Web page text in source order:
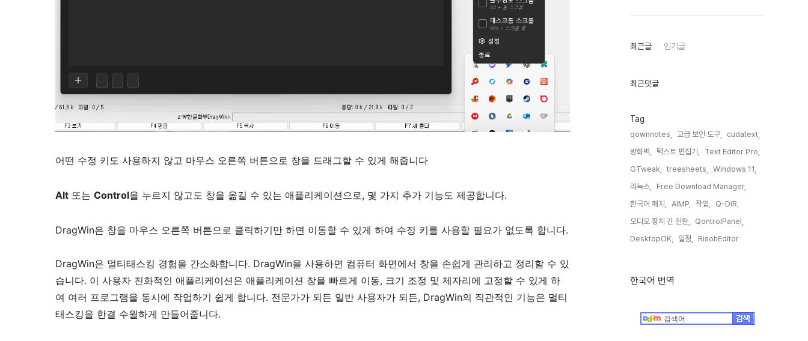
어떤 수정 키도 사용하지 않고 마우스 오른쪽 버튼으로 창을 드래그할 수 있게 해줍니다
Alt 또는 Control을 누르지 않고도 창을 옮길 수 있는 애플리케이션으로, 몇 가지 추가 기능도 제공합니다.
DragWin은 창을 마우스 오른쪽 버튼으로 클릭하기만 하면 이동할 수 있게 하여 수정 키를 사용할 필요가 없도록 합니다.
DragWin은 멀티태스킹 경험을 간소화합니다. DragWin을 사용하면 컴퓨터 화면에서 창을 손쉽게 관리하고 정리할 수 있
습니다. 이 사용자 친화적인 애플리케이션은 애플리케이션 창을 빠르게 이동, 크기 조정 및 제자리에 고정할 수 있게 하
여 여러 프로그램을 동시에 작업하기 쉽게 합니다. 전문가가 되든 일반 사용자가 되든, DragWin의 직관적인 기능은 멀티
태스킹을 한결 수월하게 만들어줍니다.
최
인
최근글 인기글
최근댓글
Tag
qownnotes, 고급 보안 도구,
cudatext,
방화벽,
텍스트 편집기,
Text Editor Pro,
GTweak,
treesheets,
Windows 11,
리눅스,
Free Download Manager,
한국어 패치,
AIMP, 작업,
Q-DIR,
오디오 장치 간 전환,
QontrolPanel,
DesktopOK,
일정, RisohEditor,
한국어 번역